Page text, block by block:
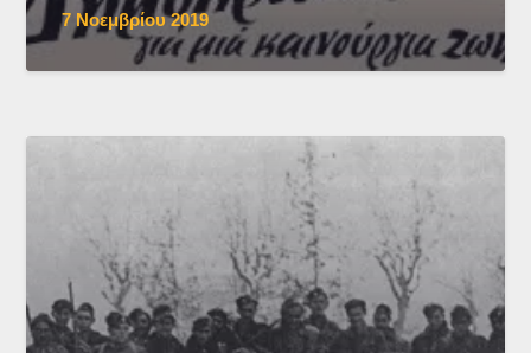
7 Νοεμβρίου 2019